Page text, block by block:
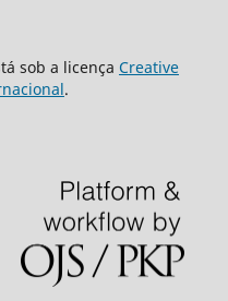
sob a licença Creative
.